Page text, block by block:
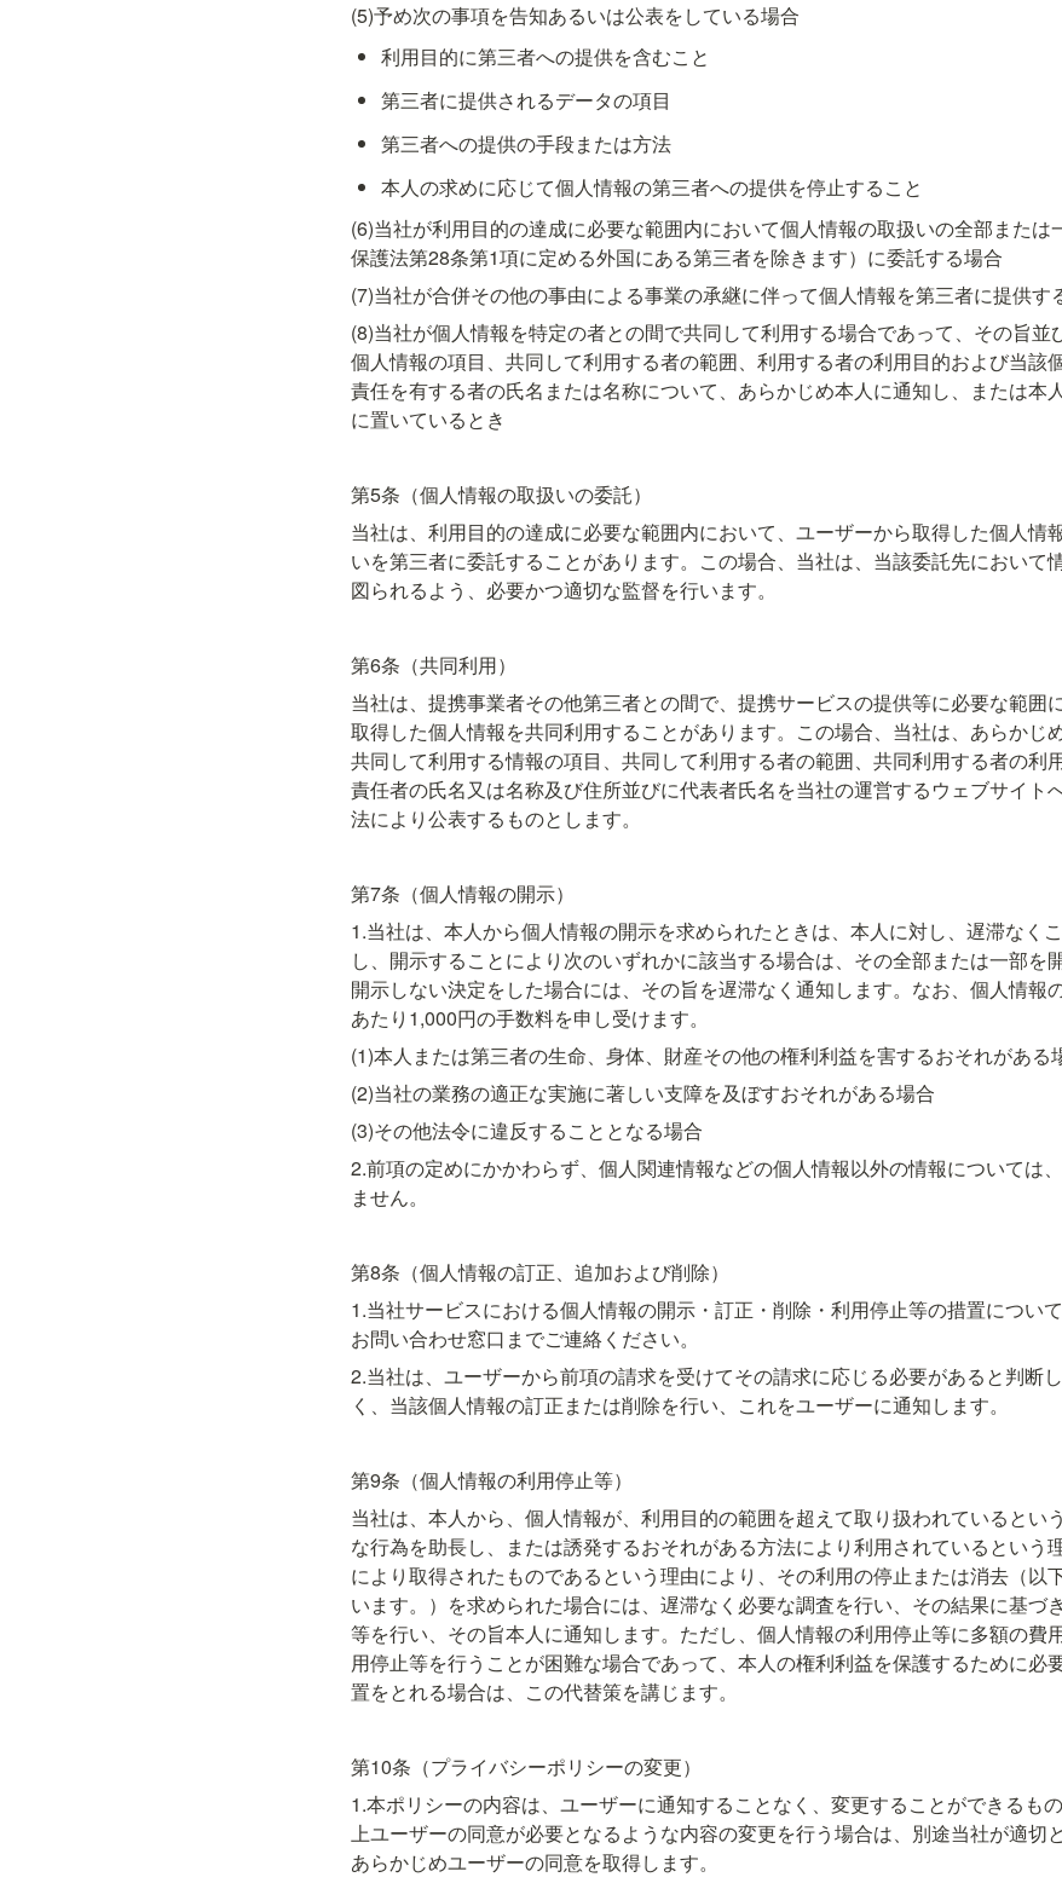
(5)予め次の事項を告知あるいは公表をしている場合
利用目的に第三者への提供を含むこと
第三者に提供されるデータの項目
第三者への提供の手段または方法
本人の求めに応じて個人情報の第三者への提供を停止すること
(6)当社が利用目的の達成に必要な範囲内において個人情報の取扱いの全部または
保護法第28条第1項に定める外国にある第三者を除きます）に委託する場合
(7)当社が合併その他の事由による事業の承継に伴って個人情報を第三者に提供す
(8)当社が個人情報を特定の者との間で共同して利用する場合であって、その旨並
個人情報の項目、共同して利用する者の範囲、利用する者の利用目的および当該
責任を有する者の氏名または名称について、あらかじめ本人に通知し、または本
に置いているとき
第5条（個人情報の取扱いの委託）
当社は、利用目的の達成に必要な範囲内において、ユーザーから取得した個人情
いを第三者に委託することがあります。この場合、当社は、当該委託先において
図られるよう、必要かつ適切な監督を行います。
第6条（共同利用）
当社は、提携事業者その他第三者との間で、提携サービスの提供等に必要な範囲
取得した個人情報を共同利用することがあります。この場合、当社は、あらかじ
共同して利用する情報の項目、共同して利用する者の範囲、共同利用する者の利
責任者の氏名又は名称及び住所並びに代表者氏名を当社の運営するウェブサイト
法により公表するものとします。
第7条（個人情報の開示）
1.当社は、本人から個人情報の開示を求められたときは、本人に対し、遅滞なく
し、開示することにより次のいずれかに該当する場合は、その全部または一部を
開示しない決定をした場合には、その旨を遅滞なく通知します。なお、個人情報
あたり1,000円の手数料を申し受けます。
(1)本人または第三者の生命、身体、財産その他の権利利益を害するおそれがある
(2)当社の業務の適正な実施に著しい支障を及ぼすおそれがある場合
(3)その他法令に違反することとなる場合
2.前項の定めにかかわらず、個人関連情報などの個人情報以外の情報については
ません。
第8条（個人情報の訂正、追加および削除）
1.当社サービスにおける個人情報の開示・訂正・削除・利用停止等の措置につい
お問い合わせ窓口までご連絡ください。
2.当社は、ユーザーから前項の請求を受けてその請求に応じる必要があると判断
く、当該個人情報の訂正または削除を行い、これをユーザーに通知します。
第9条（個人情報の利用停止等）
当社は、本人から、個人情報が、利用目的の範囲を超えて取り扱われているとい
な行為を助長し、または誘発するおそれがある方法により利用されているという
により取得されたものであるという理由により、その利用の停止または消去（以
います。）を求められた場合には、遅滞なく必要な調査を行い、その結果に基づ
等を行い、その旨本人に通知します。ただし、個人情報の利用停止等に多額の費
用停止等を行うことが困難な場合であって、本人の権利利益を保護するために必
置をとれる場合は、この代替策を講じます。
第10条（プライバシーポリシーの変更）
1.本ポリシーの内容は、ユーザーに通知することなく、変更することができるも
上ユーザーの同意が必要となるような内容の変更を行う場合は、別途当社が適切
あらかじめユーザーの同意を取得します。